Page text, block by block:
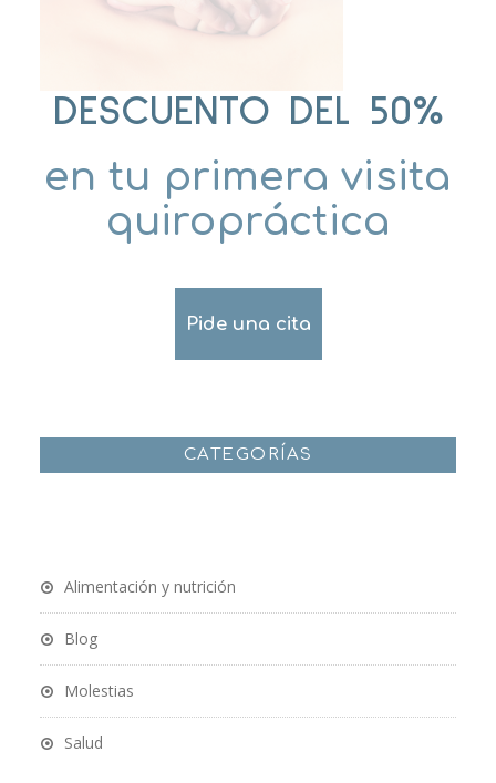
DESCUENTO DEL 50%
en tu primera visita
quiropráctica
Pide una cita
CATEGORÍAS
Alimentación y nutrición
Blog
Molestias
Salud